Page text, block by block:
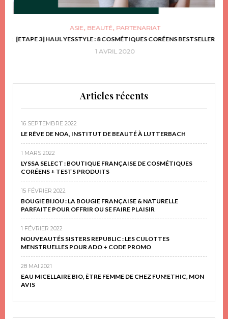
ASIE, BEAUTÉ, PARTENARIAT
[ETAPE 3] HAUL YESSTYLE : 8 COSMÉTIQUES CORÉENS BESTSELLER
1 AVRIL 2020
Articles récents
16 SEPTEMBRE 2022
LE RÊVE DE NOA, INSTITUT DE BEAUTÉ À LUTTERBACH
1 MARS 2022
LYSSA SELECT : BOUTIQUE FRANÇAISE DE COSMÉTIQUES
CORÉENS + TESTS PRODUITS
15 FÉVRIER 2022
BOUGIE BIJOU : LA BOUGIE FRANÇAISE & NATURELLE
PARFAITE POUR OFFRIR OU SE FAIRE PLAISIR
1 FÉVRIER 2022
NOUVEAUTÉS SISTERS REPUBLIC : LES CULOTTES
MENSTRUELLES POUR ADO + CODE PROMO
28 MAI 2021
EAU MICELLAIRE BIO, ÊTRE FEMME DE CHEZ FUN!ETHIC, MON
AVIS